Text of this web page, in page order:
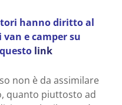
hanno diritto al
e camper su
link
non è da assimilare
quanto piuttosto ad